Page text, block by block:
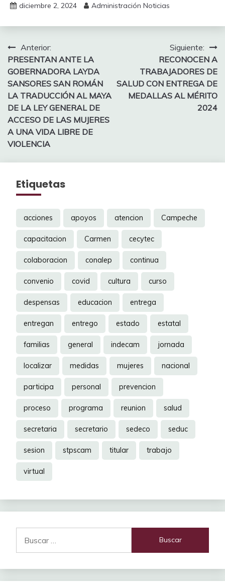
diciembre 2, 2024 Administración Noticias
Navegación
de
entradas
Anterior:
PRESENTAN ANTE LA
GOBERNADORA LAYDA
SANSORES SAN ROMÁN
LA TRADUCCIÓN AL MAYA
DE LA LEY GENERAL DE
ACCESO DE LAS MUJERES
A UNA VIDA LIBRE DE
VIOLENCIA
Siguiente:
RECONOCEN A
TRABAJADORES DE
SALUD CON ENTREGA DE
MEDALLAS AL MÉRITO
2024
Etiquetas
acciones apoyos atencion Campeche
capacitacion Carmen cecytec
colaboracion conalep continua
convenio covid cultura curso
despensas educacion entrega
entregan entrego estado estatal
familias general indecam jornada
localizar medidas mujeres nacional
participa personal prevencion
proceso programa reunion salud
secretaria secretario sedeco seduc
sesion stpscam titular trabajo
virtual